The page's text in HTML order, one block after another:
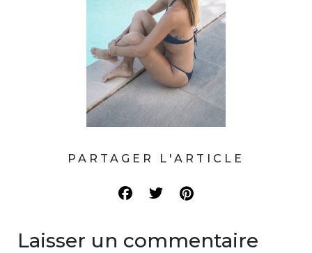
PARTAGER L'ARTICLE
Laisser un commentaire